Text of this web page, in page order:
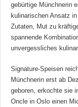
gebürtige Münchnerin
kulinarischen Ansatz
Zutaten, Mut zu
spannende
unvergessliches
Signature-Speisen
Münchnerin erst ab
geboren, erkochte sie
Oncle in Oslo einen